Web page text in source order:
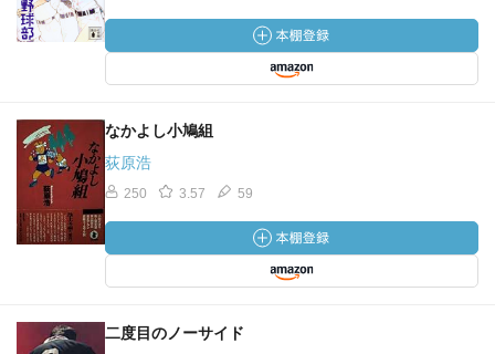
なかよし小鳩組
荻原浩
250 3.57 59
二度目のノーサイド